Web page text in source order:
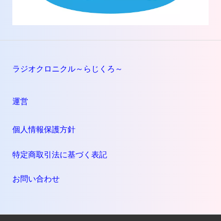
ラジオクロニクル～らじくろ～
運営
個人情報保護方針
特定商取引法に基づく表記
お問い合わせ